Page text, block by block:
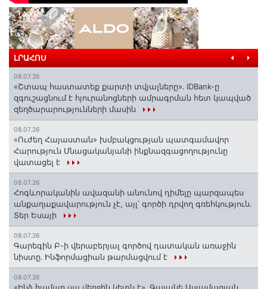
ԼՐԱՀՈՍ
08.07.26
«Շտապ հաստատեք քարտի տվյալները»․ IDBank-ը
զգուշացնում է հյուրանոցների ամրագրման հետ կապված
զեղծարարությունների մասին
08.07.26
«Ուժեղ Հայաստան» խմբակցության պատգամավոր
Հարություն Մնացականյանի ինքնազգացողությունը
վատացել է
08.07.26
Հոգևորականին ավազանի անունով դիմելը պարզապես
անքաղաքավարություն չէ, այլ՝ գործի դրվող գռեհկություն.
Տեր Եսայի
08.07.26
Գարեգին Բ-ի վերաբերյալ գործով դատական առաջին
նիստը․ Ինֆորմացիան թարմացվում է
08.07.26